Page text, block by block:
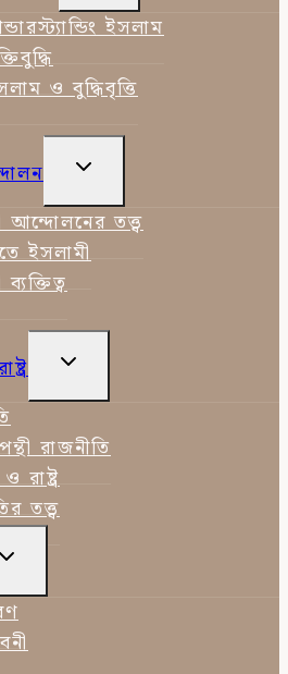
MENUইসলাম
ও বুদ্ধিবৃত্তি
TOGGLE
MENU
আন্দোলনের তত্ত্ব
ইসলামী
TOGGLE
রাজনীতি
রাষ্ট্র
তত্ত্ব
TOGGLE